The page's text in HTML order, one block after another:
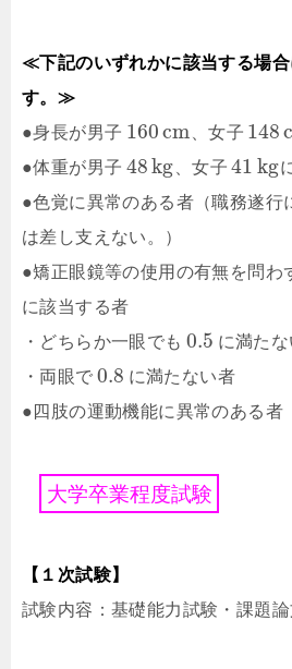
≪下記のいずれかに該当する場合
す。≫
●身長が男子 160cm 、女子 148
●体重が男子 48kg 、女子 41 kg
●色覚に異常のある者（職務遂行
は差し支えない。）
●矯正眼鏡等の使用の有無を問わ
に該当する者
・どちらか一眼でも 0.5 に満た
・両眼で 0.8 に満たない者
●四肢の運動機能に異常のある者
大学卒業程度試験
【１次試験】
試験内容：基礎能力試験・課題